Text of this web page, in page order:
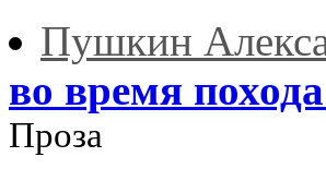
Пушкин
во время
Проза